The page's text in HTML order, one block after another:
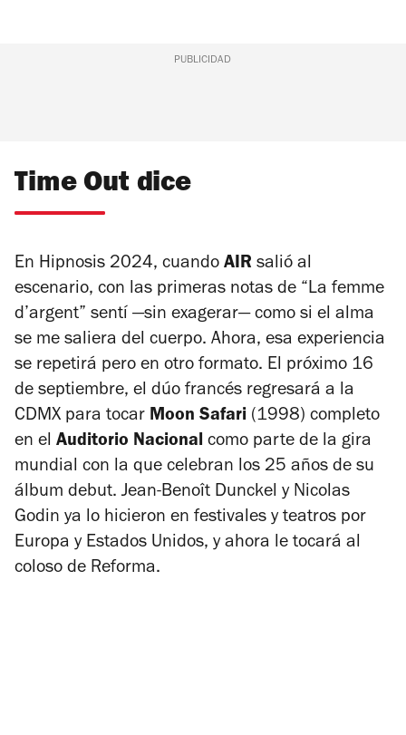
PUBLICIDAD
Time Out dice
En Hipnosis 2024, cuando AIR salió al
escenario, con las primeras notas de “La femme
d’argent” sentí —sin exagerar— como si el alma
se me saliera del cuerpo. Ahora, esa experiencia
se repetirá pero en otro formato. El próximo 16
de septiembre, el dúo francés regresará a la
CDMX para tocar Moon Safari (1998) completo
en el Auditorio Nacional como parte de la gira
mundial con la que celebran los 25 años de su
álbum debut. Jean-Benoît Dunckel y Nicolas
Godin ya lo hicieron en festivales y teatros por
Europa y Estados Unidos, y ahora le tocará al
coloso de Reforma.